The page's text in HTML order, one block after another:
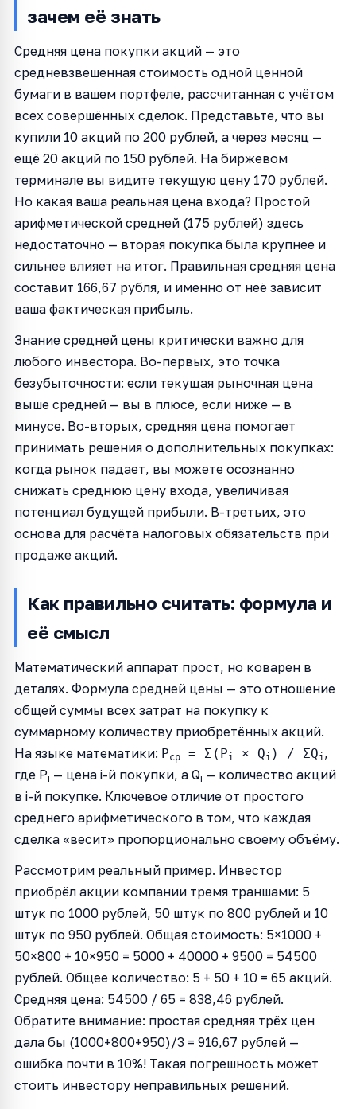
зачем её знать
Средняя цена покупки акций — это
средневзвешенная стоимость одной ценной
бумаги в вашем портфеле, рассчитанная с учётом
всех совершённых сделок. Представьте, что вы
купили 10 акций по 200 рублей, а через месяц —
ещё 20 акций по 150 рублей. На биржевом
терминале вы видите текущую цену 170 рублей.
Но какая ваша реальная цена входа? Простой
арифметической средней (175 рублей) здесь
недостаточно — вторая покупка была крупнее и
сильнее влияет на итог. Правильная средняя цена
составит 166,67 рубля, и именно от неё зависит
ваша фактическая прибыль.
Знание средней цены критически важно для
любого инвестора. Во-первых, это точка
безубыточности: если текущая рыночная цена
выше средней — вы в плюсе, если ниже — в
минусе. Во-вторых, средняя цена помогает
принимать решения о дополнительных покупках:
когда рынок падает, вы можете осознанно
снижать среднюю цену входа, увеличивая
потенциал будущей прибыли. В-третьих, это
основа для расчёта налоговых обязательств при
продаже акций.
Как правильно считать: формула и
её смысл
Математический аппарат прост, но коварен в
деталях. Формула средней цены — это отношение
общей суммы всех затрат на покупку к
суммарному количеству приобретённых акций.
На языке математики: Pср = Σ(Pi × Qi ) / ΣQi,
где Pi — цена i-й покупки, а Qi — количество акций
в i-й покупке. Ключевое отличие от простого
среднего арифметического в том, что каждая
сделка «весит» пропорционально своему объёму.
Рассмотрим реальный пример. Инвестор
приобрёл акции компании тремя траншами: 5
штук по 1000 рублей, 50 штук по 800 рублей и 10
штук по 950 рублей. Общая стоимость: 5×1000 +
50×800 + 10×950 = 5000 + 40000 + 9500 = 54500
рублей. Общее количество: 5 + 50 + 10 = 65 акций.
Средняя цена: 54500 / 65 = 838,46 рублей.
Обратите внимание: простая средняя трёх цен
дала бы (1000+800+950)/3 = 916,67 рублей —
ошибка почти в 10%! Такая погрешность может
стоить инвестору неправильных решений.